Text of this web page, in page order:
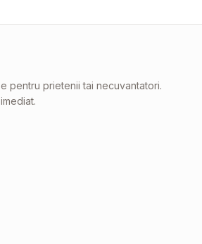
pentru prietenii tai necuvantatori.